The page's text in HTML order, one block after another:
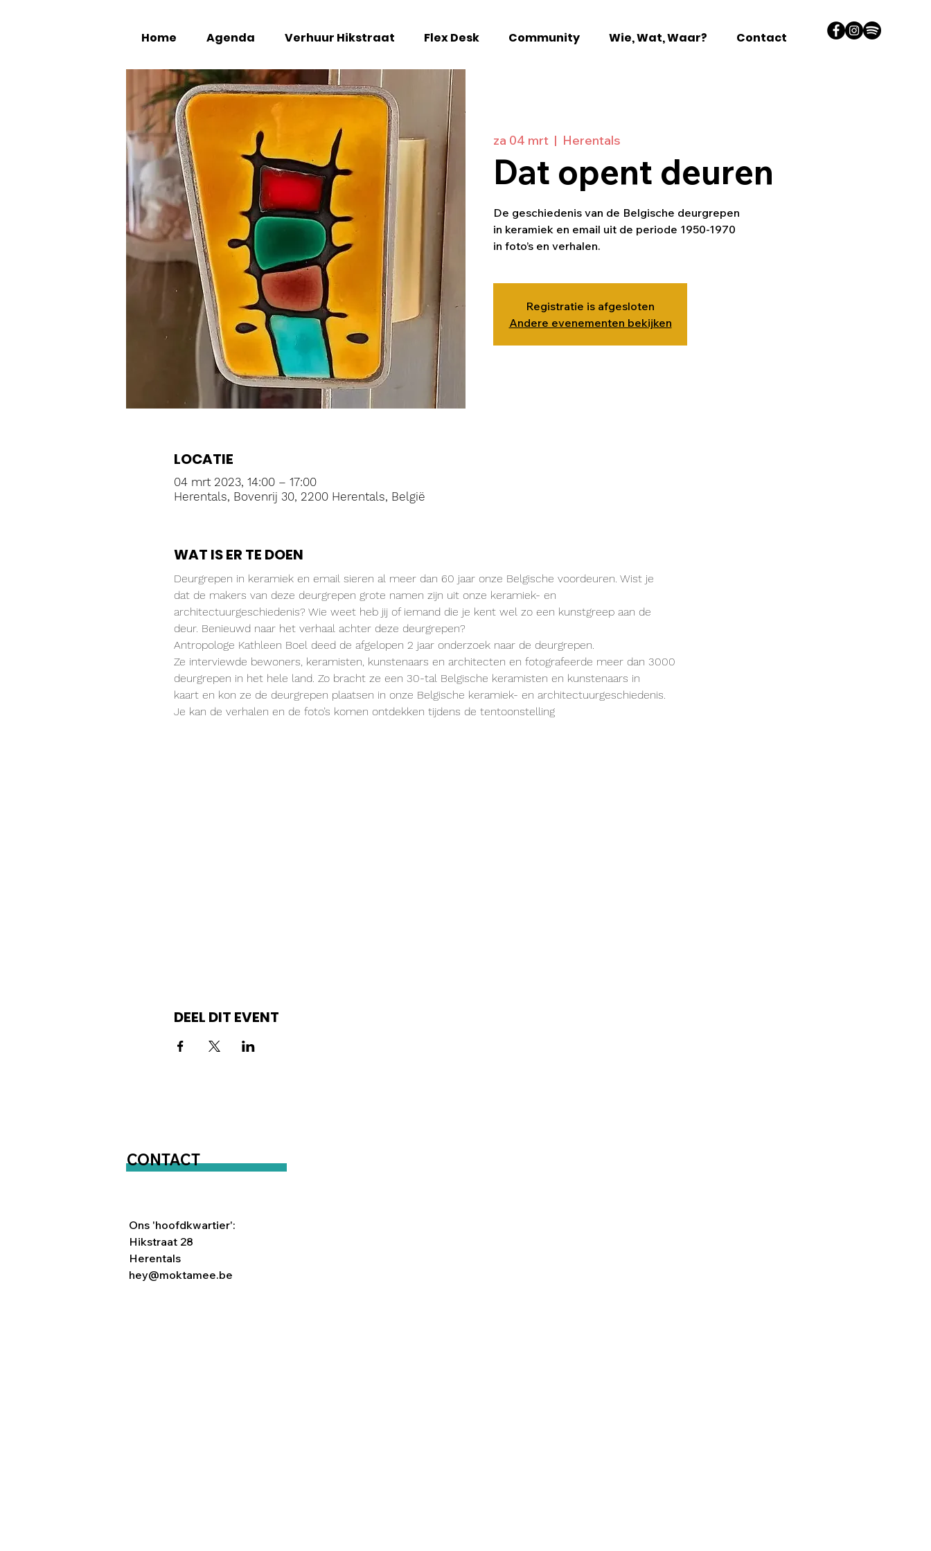
Home Agenda Verhuur Hikstraat Flex Desk Community Wie, Wat, Waar? Contact
za 04 mrt
  |
Herentals
Dat opent deuren
De geschiedenis van de Belgische deurgrepen
in keramiek en email uit de periode 1950-1970
in foto’s en verhalen.
Registratie is afgesloten
Andere evenementen bekijken
LOCATIE
04 mrt 2023, 14:00 – 17:00
Herentals, Bovenrij 30, 2200 Herentals, België
WAT IS ER TE DOEN
Deurgrepen in keramiek en email sieren al meer dan 60 jaar onze Belgische voordeuren. Wist je
dat de makers van deze deurgrepen grote namen zijn uit onze keramiek- en
architectuurgeschiedenis? Wie weet heb jij of iemand die je kent wel zo een kunstgreep aan de
deur. Benieuwd naar het verhaal achter deze deurgrepen?
Antropologe Kathleen Boel deed de afgelopen 2 jaar onderzoek naar de deurgrepen.
Ze interviewde bewoners, keramisten, kunstenaars en architecten en fotografeerde meer dan 3000
deurgrepen in het hele land. Zo bracht ze een 30-tal Belgische keramisten en kunstenaars in
kaart en kon ze de deurgrepen plaatsen in onze Belgische keramiek- en architectuurgeschiedenis.
Je kan de verhalen en de foto’s komen ontdekken tijdens de tentoonstelling
DEEL DIT EVENT
CONTACT
Ons 'hoofdkwartier':
Hikstraat 28
Herentals
hey@moktamee.be